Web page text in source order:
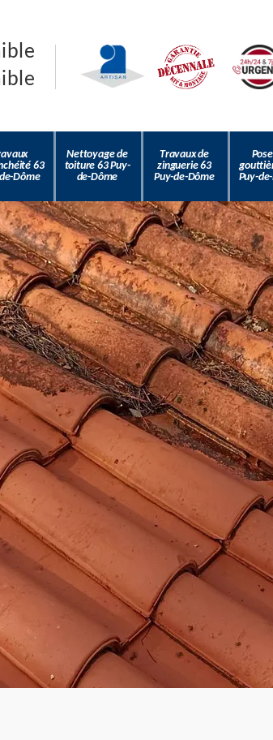
63
Dôme
Nettoyage de
toiture 63 Puy-
de-Dôme
Travaux de
zinguerie 63
Puy-de-Dôme
Puy-